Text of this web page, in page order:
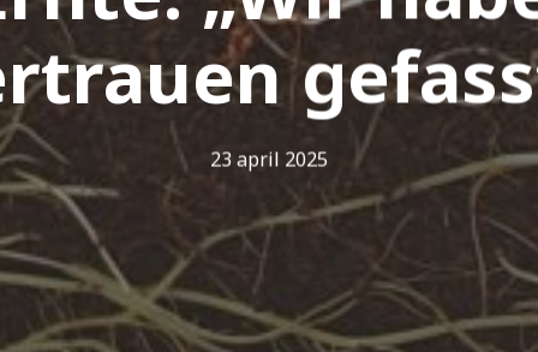
23 april 2025